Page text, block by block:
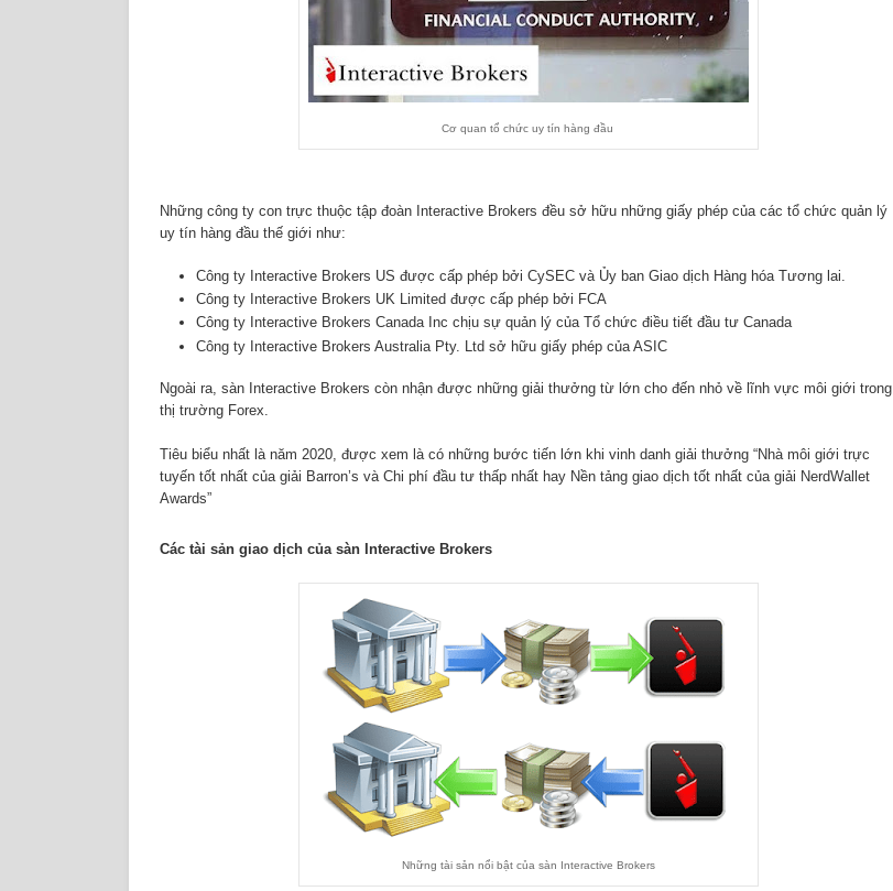
Cơ quan tổ chức uy tín hàng đầu
Những công ty con trực thuộc tập đoàn Interactive Brokers đều sở hữu những giấy phép của các tổ chức quản lý
uy tín hàng đầu thế giới như:
Công ty Interactive Brokers US được cấp phép bởi CySEC và Ủy ban Giao dịch Hàng hóa Tương lai.
Công ty Interactive Brokers UK Limited được cấp phép bởi FCA
Công ty Interactive Brokers Canada Inc chịu sự quản lý của Tổ chức điều tiết đầu tư Canada
Công ty Interactive Brokers Australia Pty. Ltd sở hữu giấy phép của ASIC
Ngoài ra, sàn Interactive Brokers còn nhận được những giải thưởng từ lớn cho đến nhỏ về lĩnh vực môi giới trong
thị trường Forex.
Tiêu biểu nhất là năm 2020, được xem là có những bước tiến lớn khi vinh danh giải thưởng “Nhà môi giới trực
tuyến tốt nhất của giải Barron’s và Chi phí đầu tư thấp nhất hay Nền tảng giao dịch tốt nhất của giải NerdWallet
Awards”
Các tài sản giao dịch của sàn Interactive Brokers
Những tài sản nổi bật của sàn Interactive Brokers